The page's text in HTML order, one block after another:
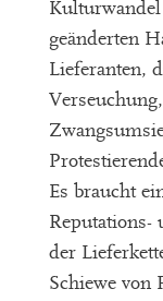
Kulturwandel
geänderten
Lieferanten,
Es braucht
Reputations-
der
Schiewe von